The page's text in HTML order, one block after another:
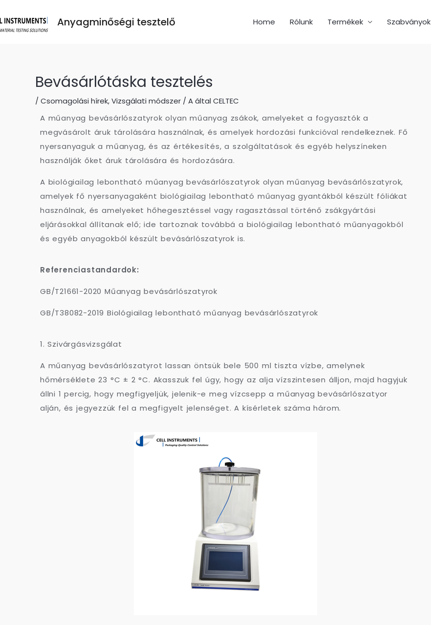
Anyagminőségi tesztelő Home Rólunk Termékek Szabványok
Bevásárlótáska tesztelés
/ Csomagolási hírek,Vizsgálati módszer / A általCELTEC
A műanyag bevásárlószatyrok olyan műanyag zsákok, amelyeket a fogyasztók a
megvásárolt áruk tárolására használnak, és amelyek hordozási funkcióval rendelkeznek. Fő
nyersanyaguk a műanyag, és az értékesítés, a szolgáltatások és egyéb helyszíneken
használják őket áruk tárolására és hordozására.
A biológiailag lebontható műanyag bevásárlószatyrok olyan műanyag bevásárlószatyrok,
amelyek fő nyersanyagaként biológiailag lebontható műanyag gyantákból készült fóliákat
használnak, és amelyeket hőhegesztéssel vagy ragasztással történő zsákgyártási
eljárásokkal állítanak elő; ide tartoznak továbbá a biológiailag lebontható műanyagokból
és egyéb anyagokból készült bevásárlószatyrok is.
Referenciastandardok:
GB/T21661-2020 Műanyag bevásárlószatyrok
GB/T38082-2019 Biológiailag lebontható műanyag bevásárlószatyrok
1. Szivárgásvizsgálat
A műanyag bevásárlószatyrot lassan öntsük bele 500 ml tiszta vízbe, amelynek
hőmérséklete 23 °C ± 2 °C. Akasszuk fel úgy, hogy az alja vízszintesen álljon, majd hagyjuk
állni 1 percig, hogy megfigyeljük, jelenik-e meg vízcsepp a műanyag bevásárlószatyor
alján, és jegyezzük fel a megfigyelt jelenséget. A kísérletek száma három.